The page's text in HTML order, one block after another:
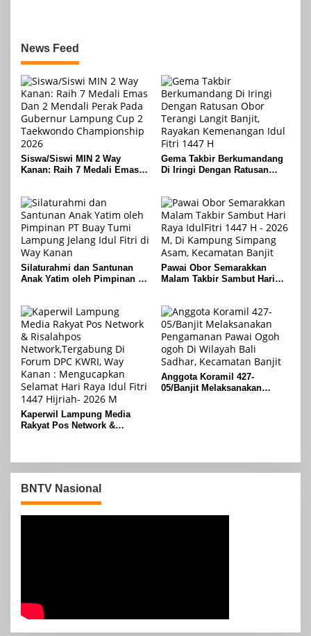
Raya Idul Fitri 1447 Hijriah-
2026 M
News Feed
Siswa/Siswi MIN 2 Way
Kanan: Raih 7 Medali Emas
Taekwondo Championship
2026
Gema Takbir Berkumandang
Di Iringi Dengan Ratusan
Fitri 1447 H
Silaturahmi dan Santunan
Anak Yatim oleh Pimpinan PT
Pawai Obor Semarakkan
Malam Takbir Sambut Hari
Asam, Kecamatan Banjit
Kaperwil Lampung Media
Rakyat Pos Network &
2026 M
Anggota Koramil 427-
05/Banjit Melaksanakan
BNTV Nasional